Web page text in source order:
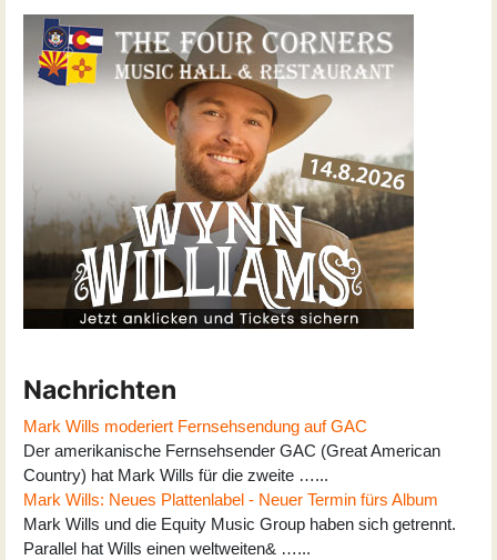
Nachrichten
Mark Wills moderiert Fernsehsendung auf GAC
Der amerikanische Fernsehsender GAC (Great American
Country) hat Mark Wills für die zweite …...
Mark Wills: Neues Plattenlabel - Neuer Termin fürs Album
Mark Wills und die Equity Music Group haben sich getrennt.
Parallel hat Wills einen weltweiten& …...